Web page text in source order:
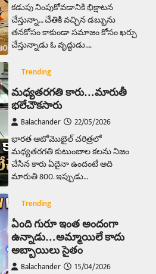
కడుపు నింపుకోవడానికి భిక్షాటన
చేస్తున్నా… చేతికి వచ్చిన డబ్బును
తనకోసం కాకుండా సమాజం కోసం ఖర్చు
చేస్తున్నాడు ఓ వృద్ధుడు.…
Trending
మధ్యతరగతి కారు…మారుతీ
భలేచౌకసారు
Balachander
22/05/2026
భారత ఆటోమొబైల్ చరిత్రలో
మధ్యతరగతి కుటుంబాల కలను నిజం
చేసిన కారు ఏదైనా ఉందంటే అది
మారుతి 800. ఇప్పుడు…
Trending
ఏంది గురూ ఇంత అందంగా
ఉన్నాడు…అమ్మాయిలే కాదు
అబ్బాయిలు సైతం
Balachander
15/04/2026